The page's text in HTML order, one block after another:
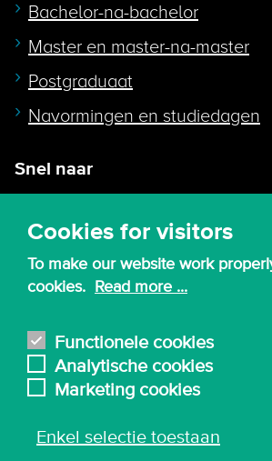
Cookies for visitors
To make our website work
cookies. Read more ...
Functionele cookies
Analytische cookies
Marketing cookies
Enkel selectie toestaan
Bachelor-na-bachelor
Master en master-na-master
Postgraduaat
Navormingen en studiedagen
Snel naar
Webmail
Canvas
Bibliotheek
English